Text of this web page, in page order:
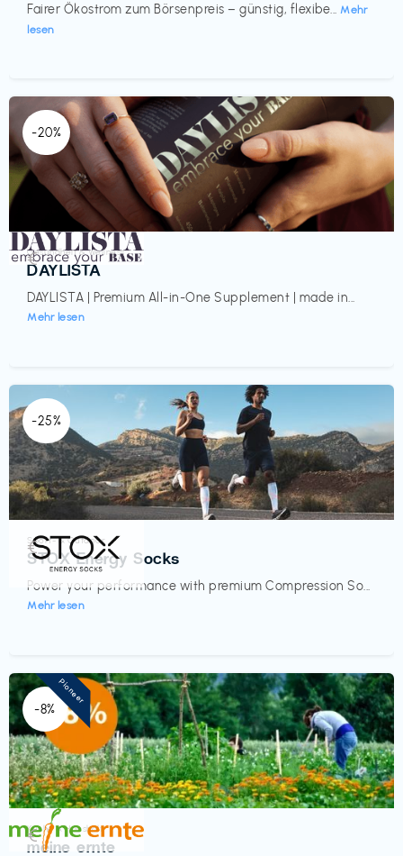
Fairer Ökostrom zum Börsenpreis – günstig, flexibe... Mehr
lesen
-20%
Gesundheit & Wellness
DAYLISTA
DAYLISTA | Premium All-in-One Supplement | made in...
Mehr lesen
€‎
-25%
Sport- & Outdoor
STOX Energy Socks
Power your performance with premium Compression So...
Mehr lesen
€‎
-8%
Küche & Haushalt
meine ernte
€‎
Pioneer